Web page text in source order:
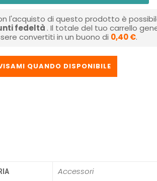
l'acquisto di questo prodotto è
fedeltà . Il totale del tuo carrello
convertiti in un buono di 0,40 €.
QUANDO DISPONIBILE
Accessori